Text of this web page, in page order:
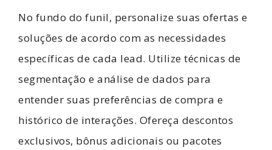
No fundo do funil, personalize suas ofertas e
soluções de acordo com as necessidades
específicas de cada lead. Utilize técnicas de
segmentação e análise de dados para
entender suas preferências de compra e
histórico de interações. Ofereça descontos
exclusivos, bônus adicionais ou pacotes